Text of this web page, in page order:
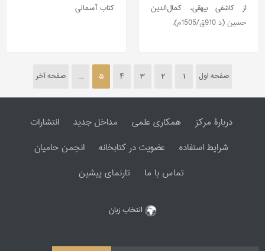
از کاشفی بیهقی، کمال‌الدین
حسین (د 910ق/1505م).
کتاب آسمانی
صفحه اول 1
2
3
4
5
... صفحه آخر
دربارۀ مرکز همکاری علمی مداخل جدید
انتشارات
شرایط استفاده
عضویت در کتابخانه
انجمن حامیان
تماس با ما
تارنمای پیشین
انتخاب زبان